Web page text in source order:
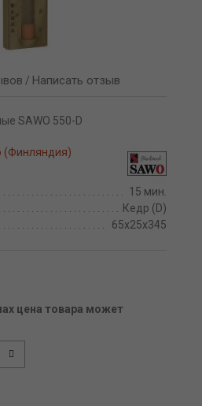
/ Написать отзыв
SAWO 550-D
(Финляндия)
15 мин.
Кедр (D)
65x25x345
цена товара может